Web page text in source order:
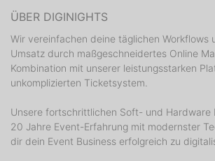
ÜBER DIGINIGHTS
Wir vereinfachen deine täglichen Workflows
Umsatz durch maßgeschneidertes Online
Kombination mit unserer leistungsstarken
unkomplizierten Ticketsystem.
Unsere fortschrittlichen Soft- und Hardware
20 Jahre Event-Erfahrung mit modernster
dir dein Event Business erfolgreich zu